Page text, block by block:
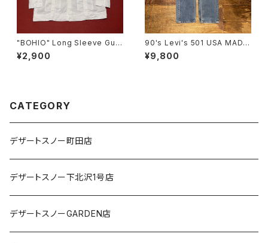
"BOHIO" Long Sleeve Gua
yabera Shirt size XL
¥2,900
90's Levi's 501 USA MADE
SIZE:31×31
¥9,800
CATEGORY
デザートスノー町田店
デザートスノー下北沢1号店
デザートスノーGARDEN店